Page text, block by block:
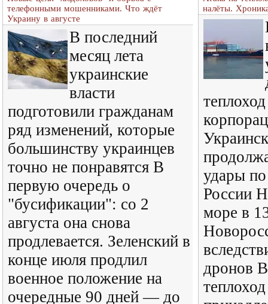
телефонными мошенниками. Что ждёт
Украину в августе
В последний
месяц лета
украинские
власти
подготовили гражданам
ряд изменений, которые
большинству украинцев
точно не понравятся В
первую очередь о
"бусификации": со 2
августа она снова
продлевается. Зеленский в
конце июля продлил
военное положение на
очередные 90 дней — до
налёты.
удары
России
море в
дронов